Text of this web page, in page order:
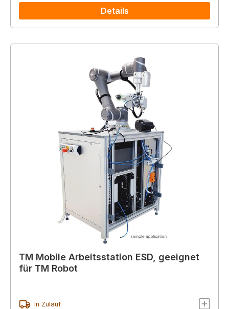
Details
TM Mobile Arbeitsstation ESD, geeignet
für TM Robot
In Zulauf